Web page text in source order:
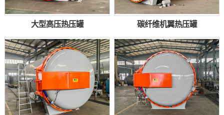
大型高压热压罐 碳纤维机翼热压罐